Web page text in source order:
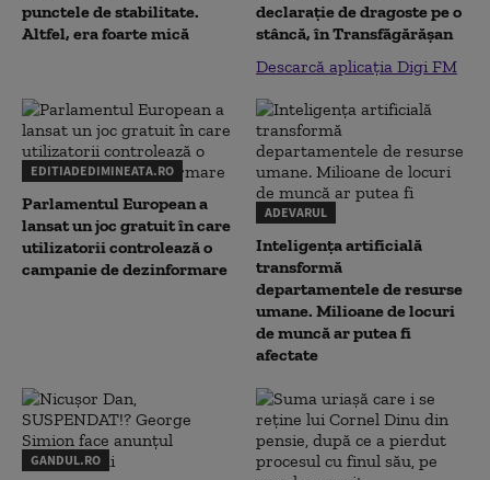
punctele de stabilitate.
Altfel, era foarte mică
declaraţie de dragoste pe o
stâncă, în Transfăgărăşan
Descarcă aplicația Digi FM
EDITIADEDIMINEATA.RO
Parlamentul European a
lansat un joc gratuit în care
utilizatorii controlează o
campanie de dezinformare
ADEVARUL
Inteligența artificială
transformă
departamentele de resurse
umane. Milioane de locuri
de muncă ar putea fi
afectate
GANDUL.RO